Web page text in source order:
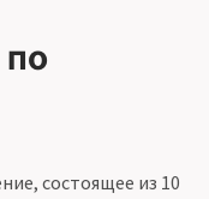
по
состоящее из 10